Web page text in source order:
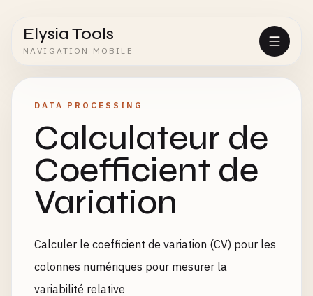
Elysia Tools
NAVIGATION MOBILE
DATA PROCESSING
Calculateur de
Coefficient de
Variation
Calculer le coefficient de variation (CV) pour les
colonnes numériques pour mesurer la
variabilité relative